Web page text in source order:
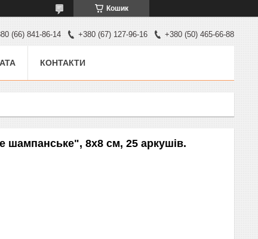
Кошик
(66) 841-86-14 +380 (67) 127-96-16 +380 (50) 465-66-88
КОНТАКТИ
шампанське", 8х8 см, 25 аркушів.